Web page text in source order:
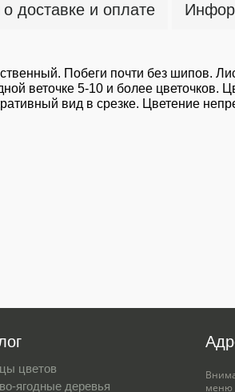
доставке и оплате
Побеги почти без шипов.
веточке 5-10 и более
вид в срезке. Цветение
цветов
ягодные деревья
меню